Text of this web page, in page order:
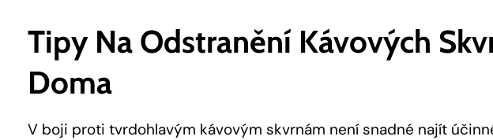
Tipy Na Odstranění Kávových
Doma
V boji proti tvrdohlavým kávovým skvrnám není snadné najít